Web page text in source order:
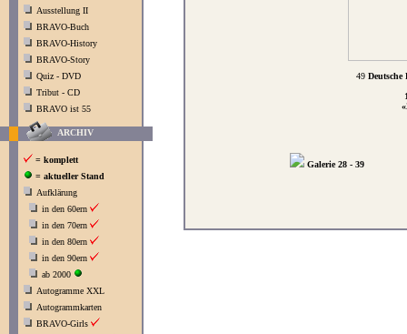
Ausstellung II
BRAVO-Buch
BRAVO-History
BRAVO-Story
Quiz - DVD
Tribut - CD
BRAVO ist 55
ARCHIV
= komplett
= aktueller Stand
Aufklärung
in den 60ern
in den 70ern
in den 80ern
in den 90ern
ab 2000
Autogramme XXL
Autogrammkarten
BRAVO-Girls
49
Galerie 28 - 39